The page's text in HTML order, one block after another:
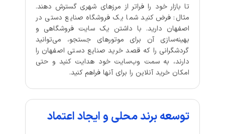
تا بازار خود را فراتر از مرزهای شهری گسترش دهند.
مثال: فرض کنید شما یک فروشگاه صنایع دستی در
اصفهان دارید. با داشتن یک سایت فروشگاهی و
بهینه‌سازی آن برای موتورهای جستجو، می‌توانید
گردشگرانی را که قصد خرید صنایع دستی اصفهان را
دارند، به سمت وب‌سایت خود هدایت کنید و حتی
امکان خرید آنلاین را برای آنها فراهم کنید.
توسعه برند محلی و ایجاد اعتماد